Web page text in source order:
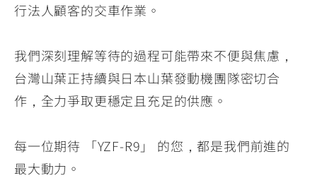
行法人顧客的交車作業。
我們深刻理解等待的過程可能帶來不便與焦慮，
台灣山葉正持續與日本山葉發動機團隊密切合
作，全力爭取更穩定且充足的供應。
每一位期待 「YZF-R9」 的您，都是我們前進的
最大動力。